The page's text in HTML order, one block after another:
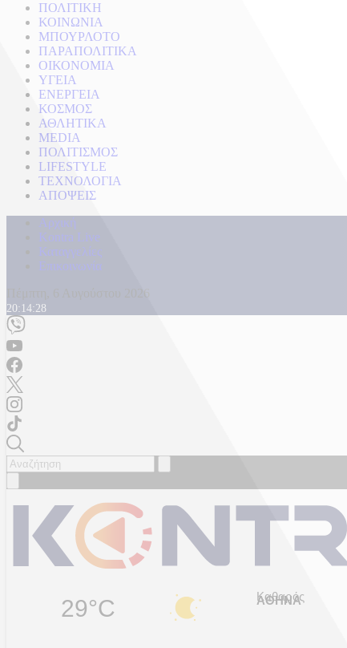
ΠΟΛΙΤΙΚΗ
ΚΟΙΝΩΝΙΑ
ΜΠΟΥΡΛΟΤΟ
ΠΑΡΑΠΟΛΙΤΙΚΑ
ΟΙΚΟΝΟΜΙΑ
ΥΓΕΙΑ
ΕΝΕΡΓΕΙΑ
ΚΟΣΜΟΣ
ΑΘΛΗΤΙΚΑ
MEDIA
ΠΟΛΙΤΙΣΜΟΣ
LIFESTYLE
ΤΕΧΝΟΛΟΓΙΑ
ΑΠΟΨΕΙΣ
Αρχική
Kontra Live
Καταγγελίες
Επικοινωνία
Πέμπτη, 6 Αυγούστου 2026
20:14:30
29°C Καθαρός